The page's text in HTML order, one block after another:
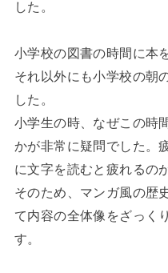
した。
小学校の図書の時間に本
それ以外にも小学校の朝
した。
小学生の時、なぜこの時
かが非常に疑問でした。
に文字を読むと疲れるの
そのため、マンガ風の歴
て内容の全体像をざっく
す。